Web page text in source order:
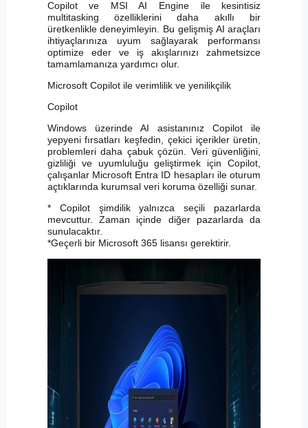
Copilot ve MSI AI Engine ile kesintisiz
multitasking özelliklerini daha akıllı bir
üretkenlikle deneyimleyin. Bu gelişmiş AI araçları
ihtiyaçlarınıza uyum sağlayarak performansı
optimize eder ve iş akışlarınızı zahmetsizce
tamamlamanıza yardımcı olur.
Microsoft Copilot ile verimlilik ve yenilikçilik
Copilot
Windows üzerinde AI asistanınız Copilot ile
yepyeni fırsatları keşfedin, çekici içerikler üretin,
problemleri daha çabuk çözün. Veri güvenliğini,
gizliliği ve uyumluluğu geliştirmek için Copilot,
çalışanlar Microsoft Entra ID hesapları ile oturum
açtıklarında kurumsal veri koruma özelliği sunar.
* Copilot şimdilik yalnızca seçili pazarlarda
mevcuttur. Zaman içinde diğer pazarlarda da
sunulacaktır.
*Geçerli bir Microsoft 365 lisansı gerektirir.